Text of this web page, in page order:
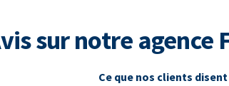
sur notre agence
Ce que nos clients